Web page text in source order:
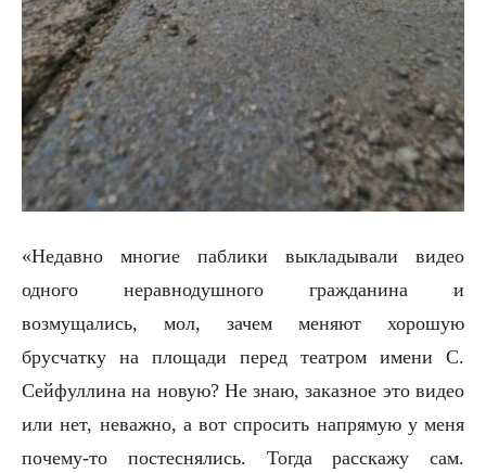
«Недавно многие паблики выкладывали видео
одного неравнодушного гражданина и
возмущались, мол, зачем меняют хорошую
брусчатку на площади перед театром имени С.
Сейфуллина на новую? Не знаю, заказное это видео
или нет, неважно, а вот спросить напрямую у меня
почему-то постеснялись. Тогда расскажу сам.